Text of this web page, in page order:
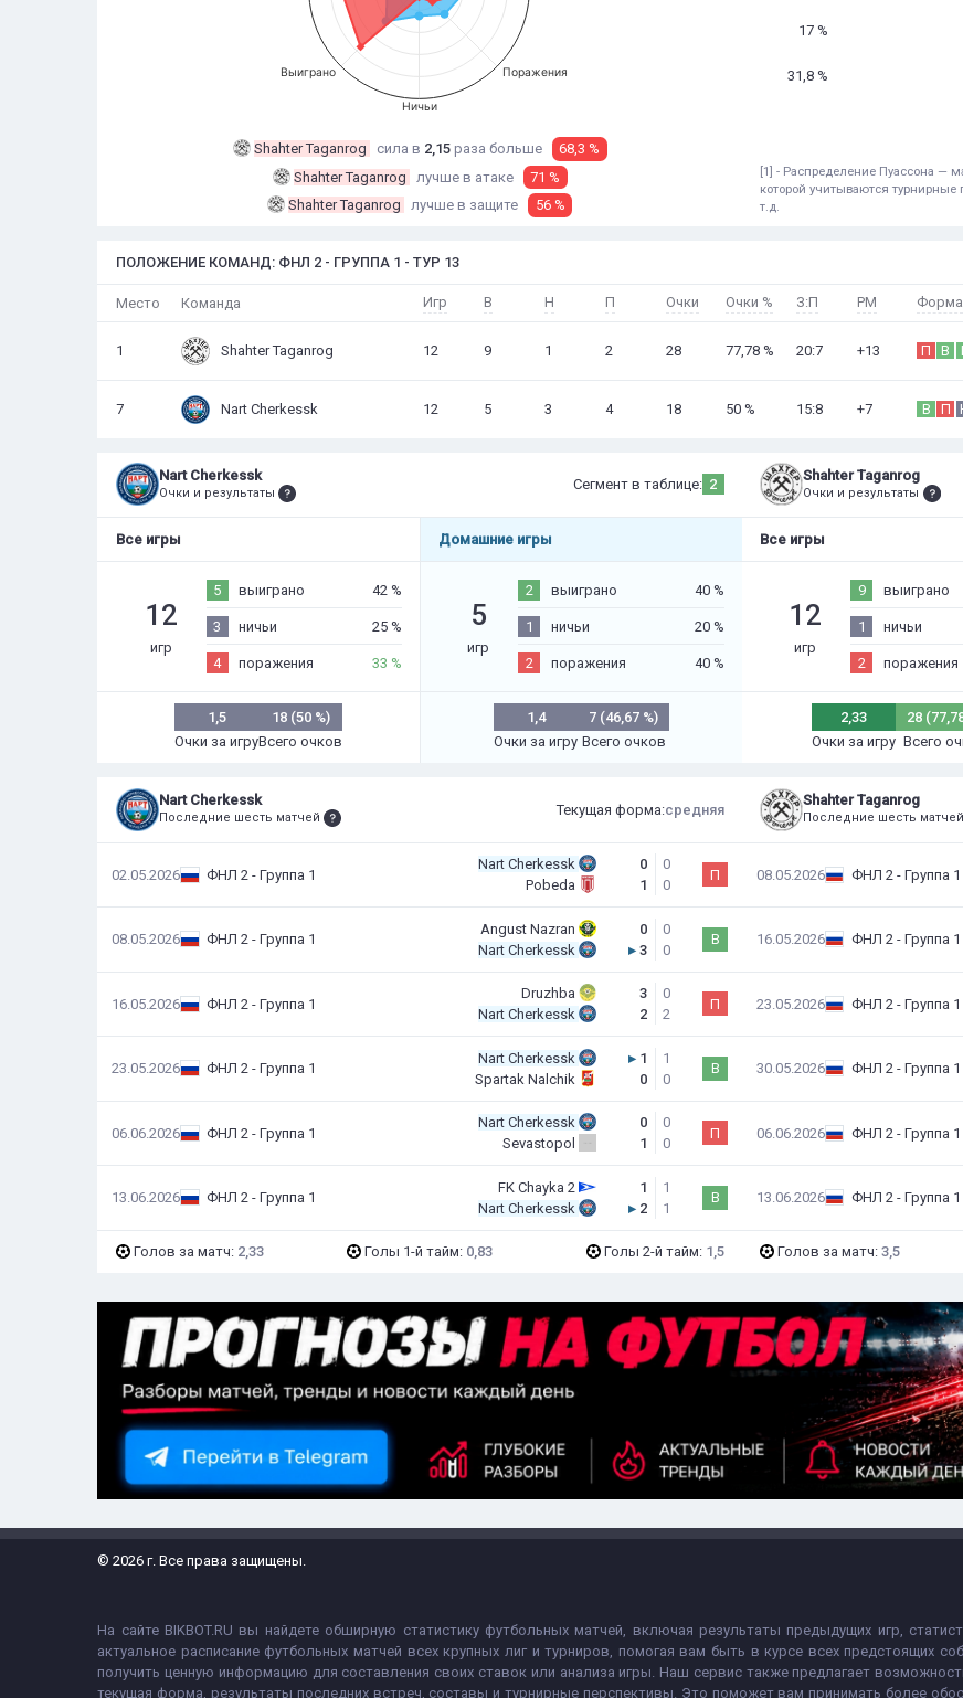
Поражения
Ничьи
Выиграно
Shahter Taganrog сила в 2,15 раза больше
68,3 %
Shahter Taganrog
лучше в атаке
71 %
Shahter Taganrog
лучше в защите 56 %
17 %
31,8 %
[1] - Распределение Пуассона —
которой учитываются
т.д.
ПОЛОЖЕНИЕ КОМАНД: ФНЛ 2 - ГРУППА 1 - ТУР 13
Место Команда Игр В Н П Очки Очки % З:П РМ Форма
1 Shahter Taganrog 12 9 1 2 28 77,78 % 20:7 +13 П В
7 Nart Cherkessk 12 5 3 4 18 50 % 15:8 +7 В П
Nart Cherkessk
Очки и результаты Сегмент в таблице: 2
Все игры
12
игр
5 выиграно 42 %
3 ничьи 25 %
4 поражения 33 %
1,5
Очки за игру
18 (50 %)
Всего очков
Домашние игры
5
игр
2 выиграно 40 %
1 ничьи 20 %
2 поражения 40 %
1,4
Очки за игру
7 (46,67 %)
Всего очков
Shahter Taganrog
Очки и результаты
Все игры
12
игр
9 выиграно
1 ничьи
2 поражения
2,33
Очки за игру
28
Всего
Nart Cherkessk
Последние шесть матчей Текущая форма:средняя
02.05.2026 ФНЛ 2 - Группа 1
Nart Cherkessk
Pobeda
0
1
0
0
П
08.05.2026 ФНЛ 2 - Группа 1
Angust Nazran
Nart Cherkessk
0
▸ 3
0
0
В
16.05.2026 ФНЛ 2 - Группа 1
Druzhba
Nart Cherkessk
3
2
0
2
П
23.05.2026 ФНЛ 2 - Группа 1
Nart Cherkessk
Spartak Nalchik
▸ 1
0
1
0
В
06.06.2026 ФНЛ 2 - Группа 1
Nart Cherkessk
Sevastopol
0
1
0
0
П
13.06.2026 ФНЛ 2 - Группа 1
FK Chayka 2
Nart Cherkessk
1
▸ 2
1
1
В
Голов за матч: 2,33 Голы 1-й тайм: 0,83 Голы 2-й тайм: 1,5
Shahter Taganrog
Последние шесть матчей
08.05.2026 ФНЛ 2 - Группа 1
16.05.2026 ФНЛ 2 - Группа 1
23.05.2026 ФНЛ 2 - Группа 1
30.05.2026 ФНЛ 2 - Группа 1
06.06.2026 ФНЛ 2 - Группа 1
13.06.2026 ФНЛ 2 - Группа 1
Голов за матч: 3,5
© 2026 г. Все права защищены.
На сайте BIKBOT.RU вы найдете обширную статистику футбольных матчей, включая результаты предыдущих игр,
актуальное расписание футбольных матчей всех крупных лиг и турниров, помогая вам быть в курсе всех предстоящих
получить ценную информацию для составления своих ставок или анализа игры. Наш сервис также предлагает
текущая форма, результаты последних встреч, составы и турнирные перспективы. Это поможет вам принимать более